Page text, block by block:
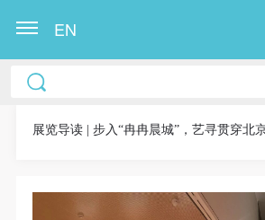
EN
展览导读 | 步入“冉冉晨城”，艺寻贯穿北
中央美术学院美术馆出版授权协议书
称“CAFAM”），愿意将本人参与中
果（如参与工作坊创作的作品）提交
中央美术学院美术馆出版授权协议书
称“CAFAM”），愿意将本人参与中
果（如参与工作坊创作的作品）提交
中央美术学院美术馆出版授权协议书
称“CAFAM”），愿意将本人参与中
果（如参与工作坊创作的作品）提交